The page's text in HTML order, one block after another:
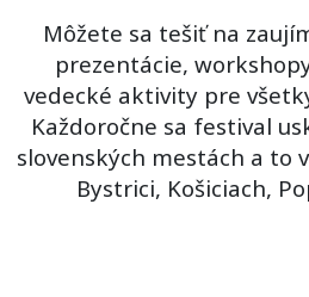
Môžete sa tešiť na
prezentácie,
vedecké aktivity pre
Každoročne sa festival
slovenských mestách a to
Bystrici, Košiciach,